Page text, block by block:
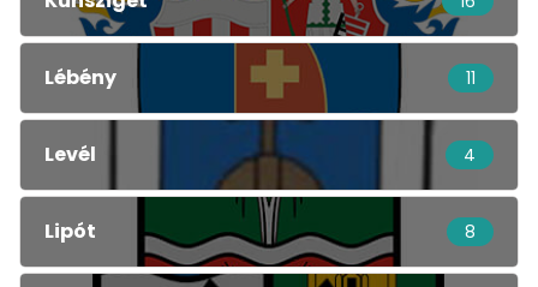
Lébény 11
Levél 4
Lipót 8